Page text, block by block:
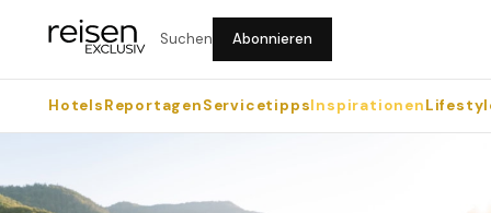
Suchen Abonnieren
HotelsReportagenServicetippsInspirationen